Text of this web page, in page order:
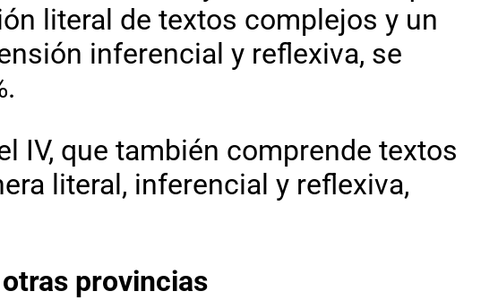
literal de textos complejos y un
inferencial y reflexiva, se
IV, que también comprende textos
literal, inferencial y reflexiva,
provincias